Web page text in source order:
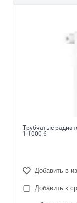
Трубчатые
1-1000-6
Добавить в
Добавить к